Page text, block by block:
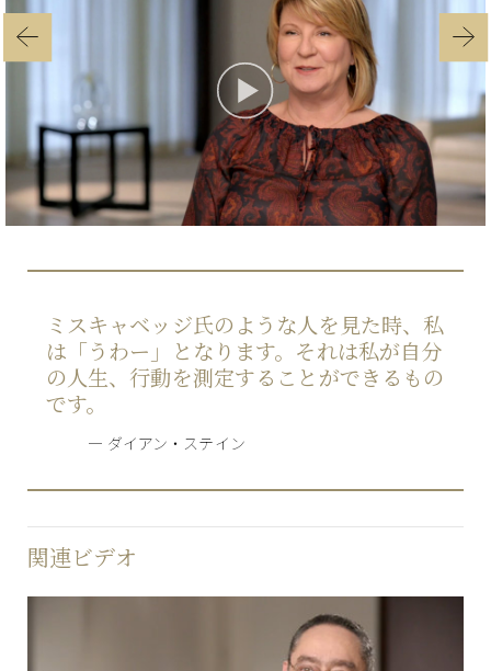
Play
Video
ミスキャベッジ氏のような人を見た時、私
は「うわー」となります。それは私が自分
の人生、行動を測定することができるもの
です。
ダイアン・ステイン
関連ビデオ